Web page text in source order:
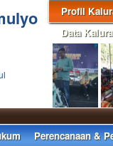
Profil
Data
Perencanaan &